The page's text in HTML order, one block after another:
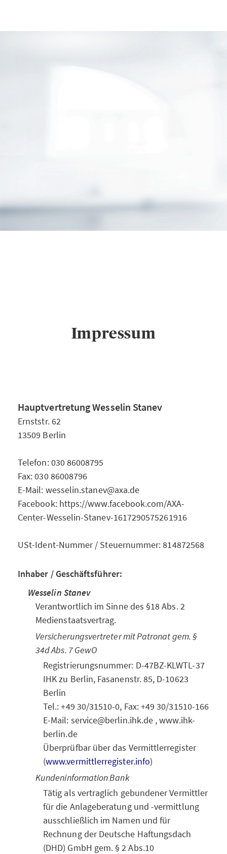
Impressum
Hauptvertretung Wesselin Stanev
Ernststr. 62
13509 Berlin
Telefon: 030 86008795
Fax: 030 86008796
E-Mail: wesselin.stanev@axa.de
Facebook: https://www.facebook.com/AXA-
Center-Wesselin-Stanev-1617290575261916
USt-Ident-Nummer / Steuernummer: 814872568
Inhaber / Geschäftsführer:
Wesselin Stanev
Verantwortlich im Sinne des §18 Abs. 2
Medienstaatsvertrag.
Versicherungsvertreter mit Patronat gem. §
34d Abs. 7 GewO
Registrierungsnummer: D-47BZ-KLWTL-37
IHK zu Berlin, Fasanenstr. 85, D-10623
Berlin
Tel.: +49 30/31510-0, Fax: +49 30/31510-166
E-Mail: service@berlin.ihk.de , www.ihk-
berlin.de
Überprüfbar über das Vermittlerregister
(www.vermittlerregister.info)
Kundeninformation Bank
Tätig als vertraglich gebundener Vermittler
für die Anlageberatung und -vermittlung
ausschließlich im Namen und für
Rechnung der Deutsche Haftungsdach
(DHD) GmbH gem. § 2 Abs.10